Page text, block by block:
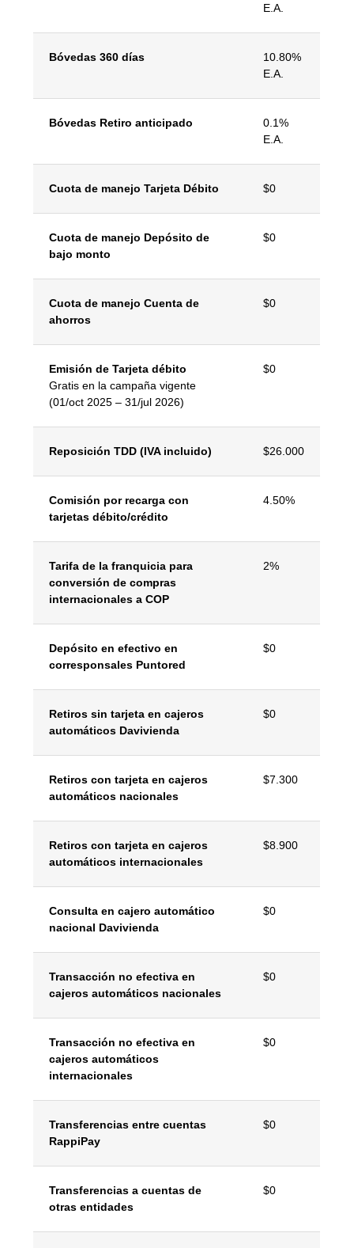
E.A.
Bóvedas 360 días
10.80%
E.A.
Bóvedas Retiro anticipado
0.1%
E.A.
Cuota de manejo Tarjeta Débito $0
Cuota de manejo Depósito de
bajo monto
$0
Cuota de manejo Cuenta de
ahorros
$0
Emisión de Tarjeta débito
Gratis en la campaña vigente
(01/oct 2025 – 31/jul 2026)
$0
Reposición TDD (IVA incluido) $26.000
Comisión por recarga con
tarjetas débito/crédito
4.50%
Tarifa de la franquicia para
conversión de compras
internacionales a COP
2%
Depósito en efectivo en
corresponsales Puntored
$0
Retiros sin tarjeta en cajeros
automáticos Davivienda
$0
Retiros con tarjeta en cajeros
automáticos nacionales
$7.300
Retiros con tarjeta en cajeros
automáticos internacionales
$8.900
Consulta en cajero automático
nacional Davivienda
$0
Transacción no efectiva en
cajeros automáticos nacionales
$0
Transacción no efectiva en
cajeros automáticos
internacionales
$0
Transferencias entre cuentas
RappiPay
$0
Transferencias a cuentas de
otras entidades
$0